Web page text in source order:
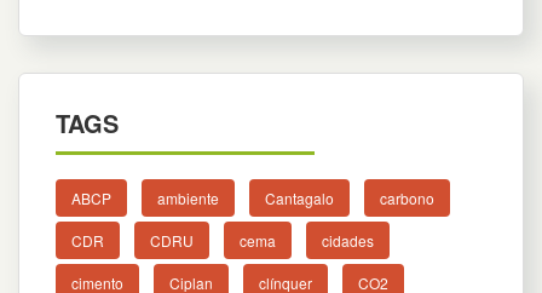
TAGS
ABCP ambiente Cantagalo carbono
CDR CDRU cema cidades
cimento Ciplan clínquer CO2